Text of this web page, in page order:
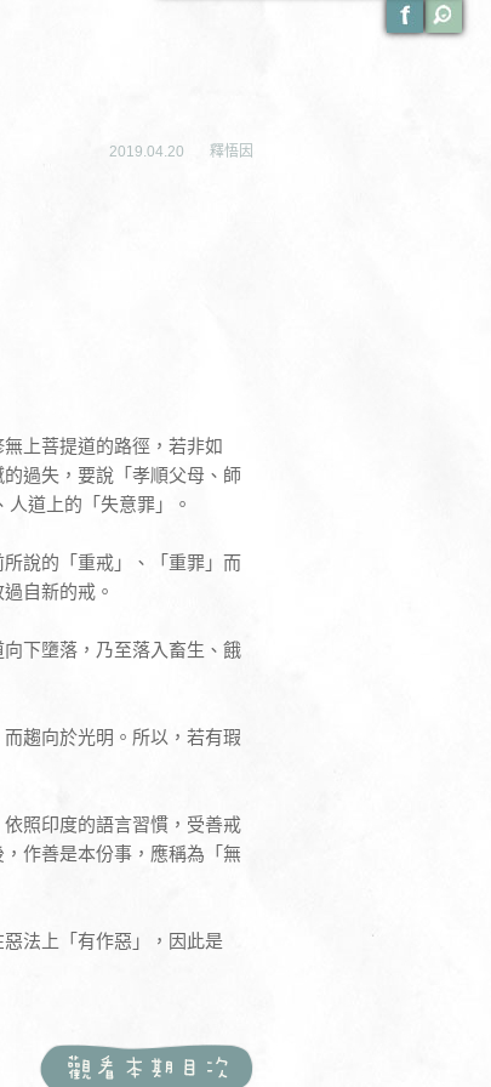
2019.04.20 釋悟因
上菩提道的路徑，若非如
過失，要說「孝順父母、師
道上的「失意罪」。
說的「重戒」、「重罪」而
自新的戒。
下墮落，乃至落入畜生、餓
趨向於光明。所以，若有瑕
照印度的語言習慣，受善戒
作善是本份事，應稱為「無
法上「有作惡」，因此是